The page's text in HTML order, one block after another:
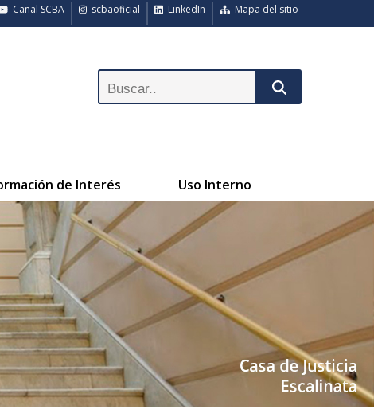
Mapa del sitio
LinkedIn
scbaoficial
Canal SCBA
de Interés Uso Interno